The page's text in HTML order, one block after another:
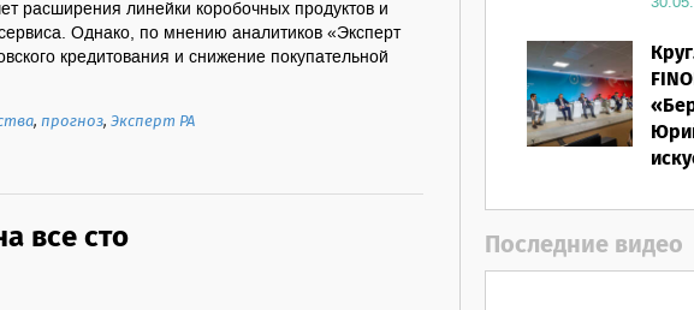
расширения линейки коробочных продуктов и
Однако, по мнению аналитиков «Эксперт
кредитования и снижение покупательной
,прогноз,Эксперт РА
все сто Последние видео